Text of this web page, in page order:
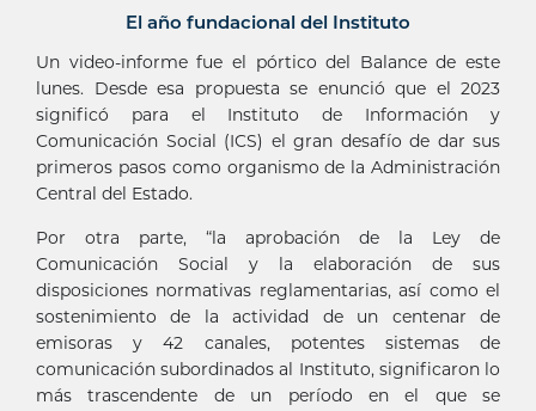
El año fundacional del Instituto
Un video-informe fue el pórtico del Balance de este
lunes. Desde esa propuesta se enunció que el 2023
significó para el Instituto de Información y
Comunicación Social (ICS) el gran desafío de dar sus
primeros pasos como organismo de la Administración
Central del Estado.
Por otra parte, “la aprobación de la Ley de
Comunicación Social y la elaboración de sus
disposiciones normativas reglamentarias, así como el
sostenimiento de la actividad de un centenar de
emisoras y 42 canales, potentes sistemas de
comunicación subordinados al Instituto, significaron lo
más trascendente de un período en el que se